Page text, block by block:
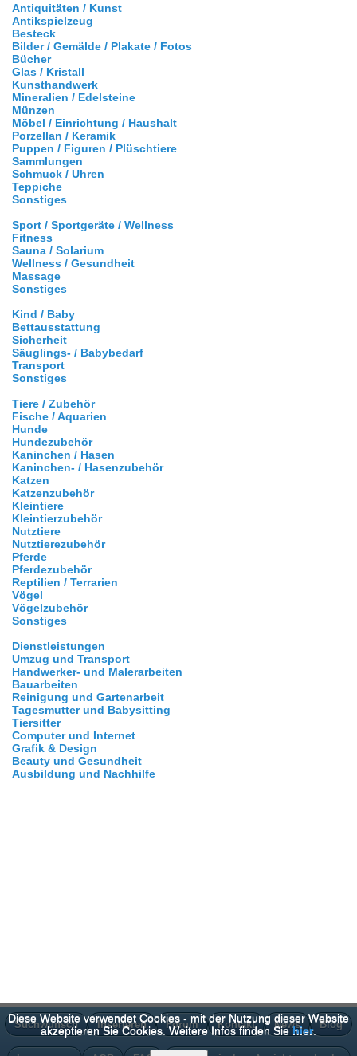
Antiquitäten / Kunst
Antikspielzeug
Besteck
Bilder / Gemälde / Plakate / Fotos
Bücher
Glas / Kristall
Kunsthandwerk
Mineralien / Edelsteine
Münzen
Möbel / Einrichtung / Haushalt
Porzellan / Keramik
Puppen / Figuren / Plüschtiere
Sammlungen
Schmuck / Uhren
Teppiche
Sonstiges
Sport / Sportgeräte / Wellness
Fitness
Sauna / Solarium
Wellness / Gesundheit
Massage
Sonstiges
Kind / Baby
Bettausstattung
Sicherheit
Säuglings- / Babybedarf
Transport
Sonstiges
Tiere / Zubehör
Fische / Aquarien
Hunde
Hundezubehör
Kaninchen / Hasen
Kaninchen- / Hasenzubehör
Katzen
Katzenzubehör
Kleintiere
Kleintierzubehör
Nutztiere
Nutztierezubehör
Pferde
Pferdezubehör
Reptilien / Terrarien
Vögel
Vögelzubehör
Sonstiges
Dienstleistungen
Umzug und Transport
Handwerker- und Malerarbeiten
Bauarbeiten
Reinigung und Gartenarbeit
Tagesmutter und Babysitting
Tiersitter
Computer und Internet
Grafik & Design
Beauty und Gesundheit
Ausbildung und Nachhilfe
Suchwunsch Inserieren Forum Kontakt News Blog
Diese Website verwendet Cookies - mit der Nutzung dieser Website
akzeptieren Sie Cookies. Weitere Infos finden Siehier.